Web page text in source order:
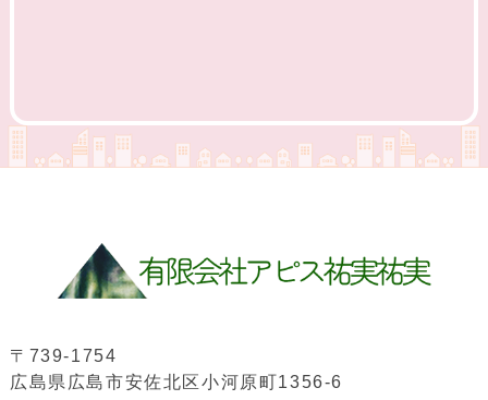
〒739-1754
広島県広島市安佐北区小河原町1356-6